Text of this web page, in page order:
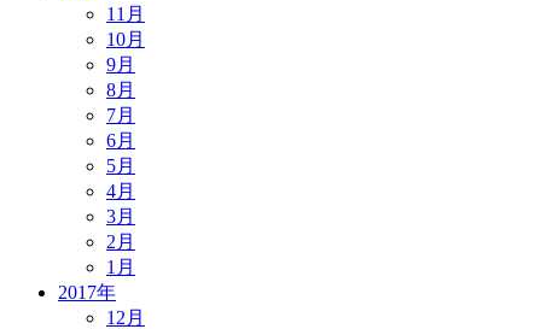
11月
10月
9月
8月
7月
6月
5月
4月
3月
2月
1月
2017年
12月